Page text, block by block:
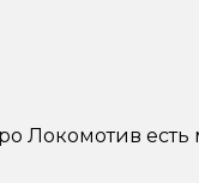
Локомотив